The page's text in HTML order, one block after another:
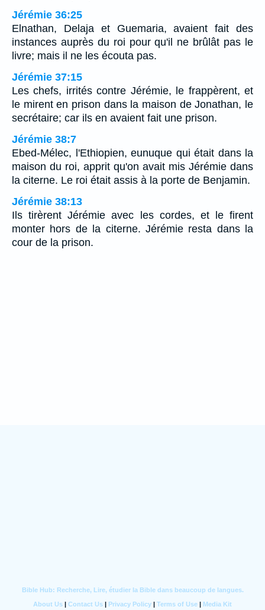
Jérémie 36:25
Elnathan, Delaja et Guemaria, avaient fait des
instances auprès du roi pour qu'il ne brûlât pas le
livre; mais il ne les écouta pas.
Jérémie 37:15
Les chefs, irrités contre Jérémie, le frappèrent, et
le mirent en prison dans la maison de Jonathan, le
secrétaire; car ils en avaient fait une prison.
Jérémie 38:7
Ebed-Mélec, l'Ethiopien, eunuque qui était dans la
maison du roi, apprit qu'on avait mis Jérémie dans
la citerne. Le roi était assis à la porte de Benjamin.
Jérémie 38:13
Ils tirèrent Jérémie avec les cordes, et le firent
monter hors de la citerne. Jérémie resta dans la
cour de la prison.